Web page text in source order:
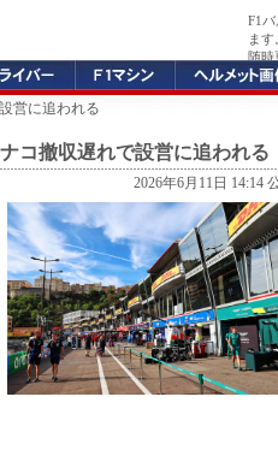
F1
ま
随時
営に追われる
コ撤収遅れで設営に追われる
2026年6月11日 14:14